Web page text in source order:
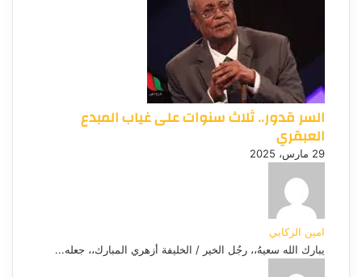
السر قدور.. ثلاث سنوات على غياب المبدع
العبقري
29 مارس، 2025
امين الركابي
يبارك الله سعيهُ،، رجُل الخير / الخليفة أزهري المبارك،، جعله...